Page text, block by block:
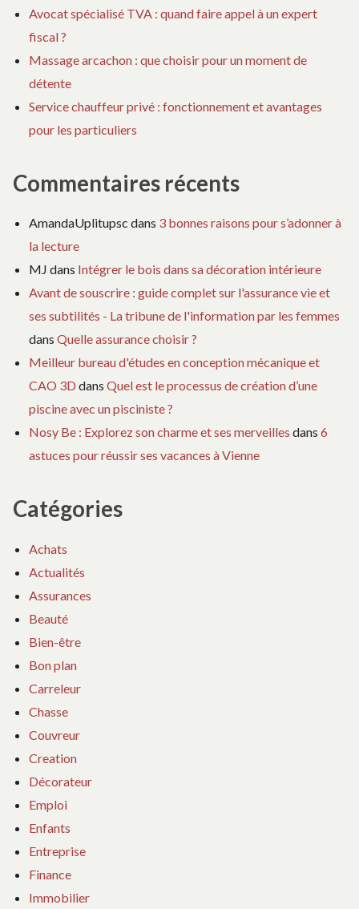
Avocat spécialisé TVA : quand faire appel à un expert
fiscal ?
Massage arcachon : que choisir pour un moment de
détente
Service chauffeur privé : fonctionnement et avantages
pour les particuliers
Commentaires récents
AmandaUplitupsc dans 3 bonnes raisons pour s’adonner à
la lecture
MJ dans Intégrer le bois dans sa décoration intérieure
Avant de souscrire : guide complet sur l'assurance vie et
ses subtilités - La tribune de l'information par les femmes
dans Quelle assurance choisir ?
Meilleur bureau d'études en conception mécanique et
CAO 3D dans Quel est le processus de création d’une
piscine avec un pisciniste ?
Nosy Be : Explorez son charme et ses merveilles dans 6
astuces pour réussir ses vacances à Vienne
Catégories
Achats
Actualités
Assurances
Beauté
Bien-être
Bon plan
Carreleur
Chasse
Couvreur
Creation
Décorateur
Emploi
Enfants
Entreprise
Finance
Immobilier